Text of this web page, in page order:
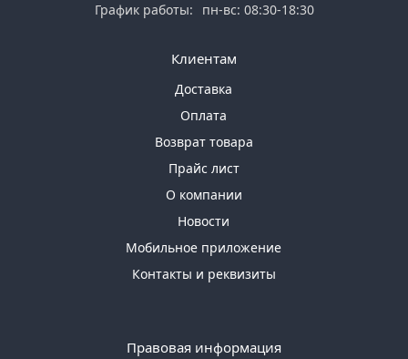
График работы: пн-вс: 08:30-18:30
Клиентам
Доставка
Оплата
Возврат товара
Прайс лист
О компании
Новости
Мобильное приложение
Контакты и реквизиты
Правовая информация